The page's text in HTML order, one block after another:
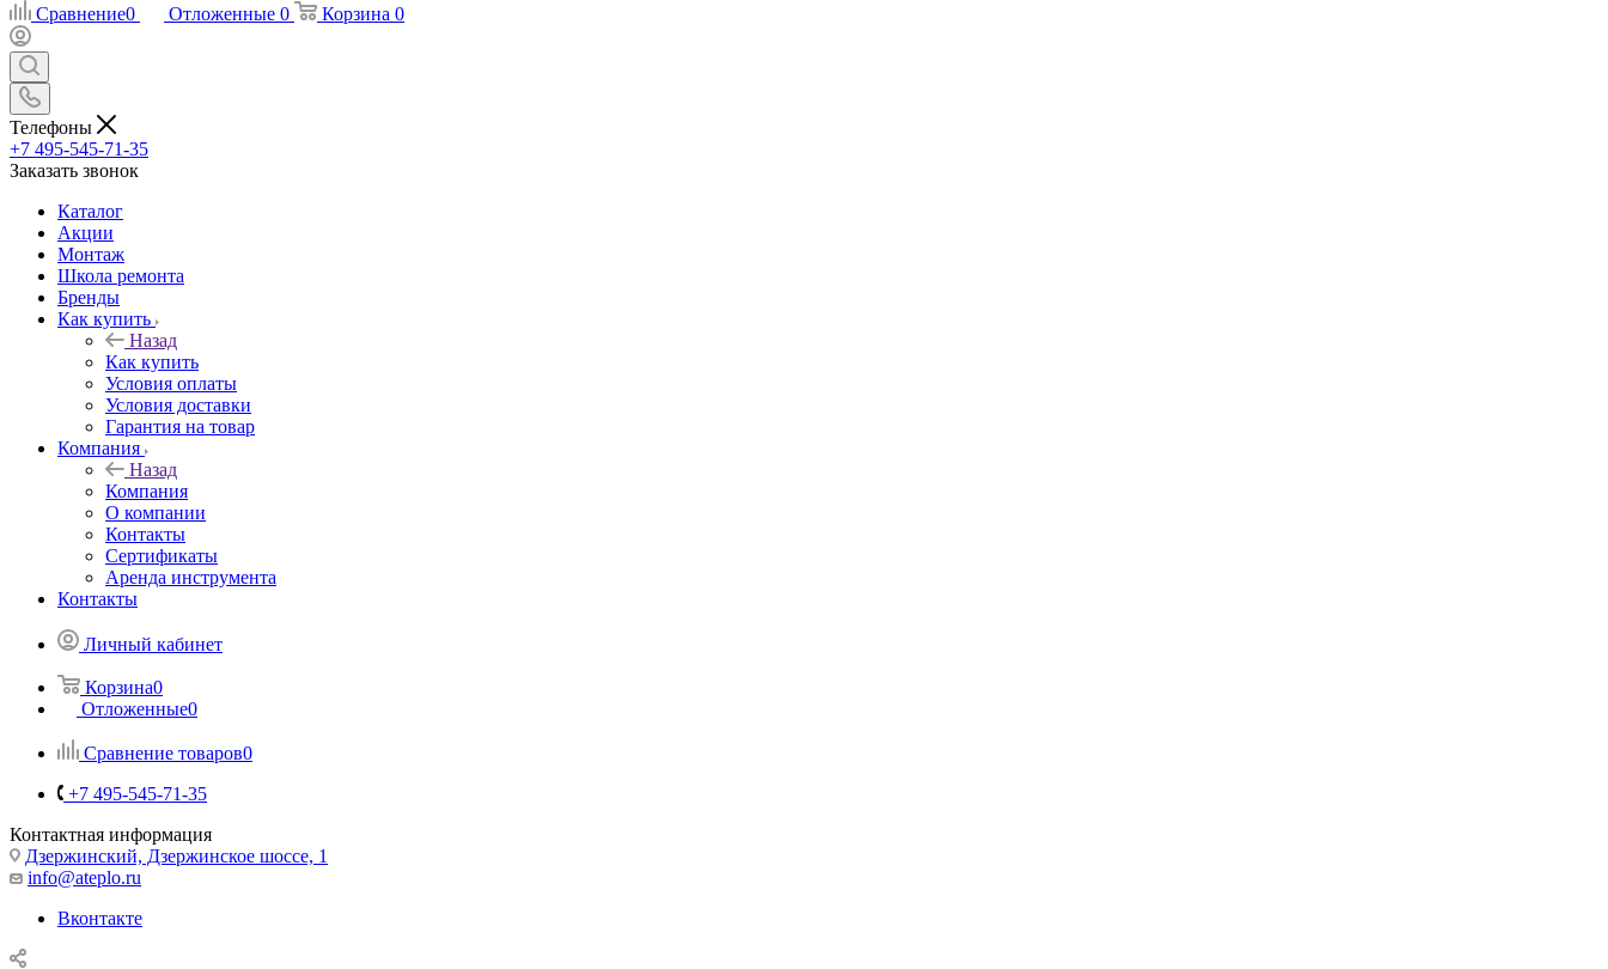
Сравнение0 Отложенные 0 Корзина 0
Телефоны
+7 495-545-71-35
Заказать звонок
Каталог
Акции
Монтаж
Школа ремонта
Бренды
Как купить
Назад
Как купить
Условия оплаты
Условия доставки
Гарантия на товар
Компания
Назад
Компания
О компании
Контакты
Сертификаты
Аренда инструмента
Контакты
Личный кабинет
Корзина0
Отложенные0
Сравнение товаров0
+7 495-545-71-35
Контактная информация
Дзержинский, Дзержинское шоссе, 1
info@ateplo.ru
Вконтакте